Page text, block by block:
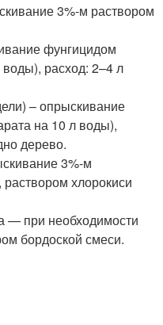
3%-м раствором
фунгицидом
расход: 2–4 л
– опрыскивание
на 10 л воды),
дерево.
3%-м
хлорокиси
— при необходимости
бордоской смеси.